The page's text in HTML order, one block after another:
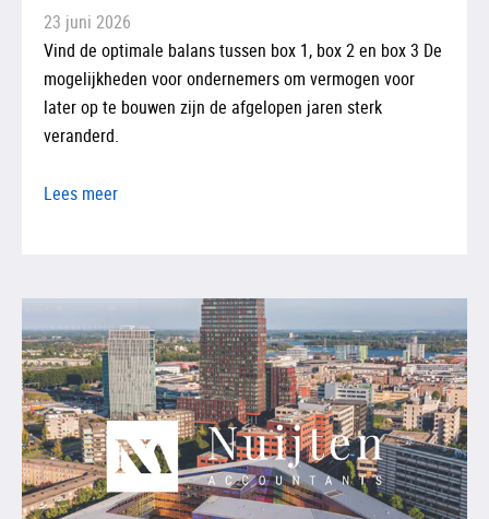
23 juni 2026
Vind de optimale balans tussen box 1, box 2 en box 3 De
mogelijkheden voor ondernemers om vermogen voor
later op te bouwen zijn de afgelopen jaren sterk
veranderd.
Lees meer